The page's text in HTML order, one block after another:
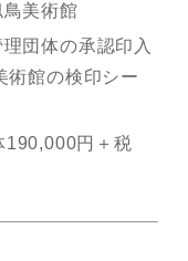
美術館
団体の承認印入
術館の検印シー
190,000円＋税